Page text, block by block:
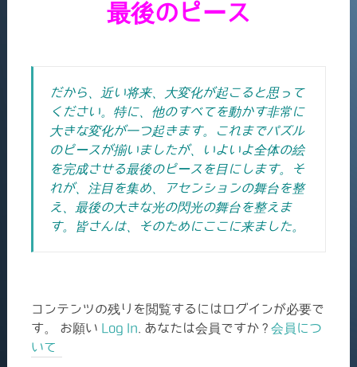
最後のピース
だから、近い将来、大変化が起こると思って
ください。 特に、他のすべてを動かす非常に
大きな変化が一つ起きます。
これまでパズル
のピースが揃いましたが、いよいよ全体の絵
を完成させる最後のピースを目にします。そ
れが、注目を集め、アセンションの舞台を整
え、最後の大きな光の閃光の舞台を整えま
す。
皆さんは、そのためにここに来ました。
コンテンツの残りを閲覧するにはログインが必要で
す。 お願い Log In . あなたは会員ですか ? 会員につ
いて